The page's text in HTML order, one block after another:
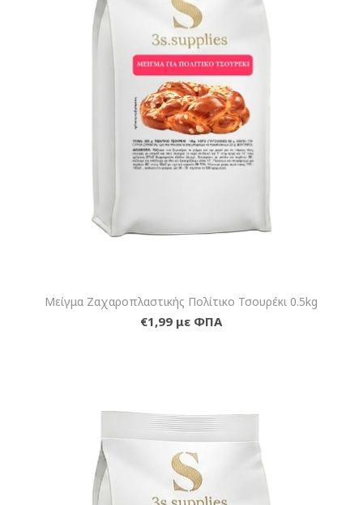
Μείγμα Ζαχαροπλαστικής Πολίτικο Τσουρέκι 0.5kg
€1,99 με ΦΠΑ